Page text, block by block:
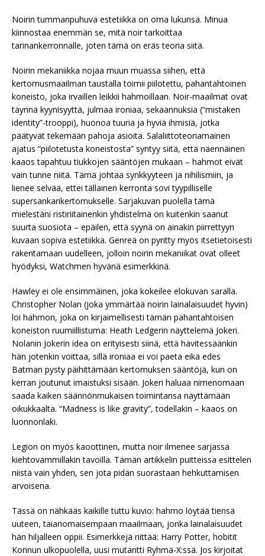
Noirin tummanpuhuva estetiikka on oma lukunsa. Minua
kiinnostaa enemmän se, mitä noir tarkoittaa
tarinankerronnalle, joten tämä on eräs teoria siitä.
Noirin mekaniikka nojaa muun muassa siihen, että
kertomusmaailman taustalla toimii piilotettu, pahantahtoinen
koneisto, joka irvaillen leikkii hahmoillaan. Noir-maailmat ovat
täynnä kyynisyyttä, julmaa ironiaa, sekaannuksia (“mistaken
identity”-trooppi), huonoa tuuria ja hyviä ihmisiä, jotka
päätyvät tekemään pahoja asioita. Salaliittoteoriamainen
ajatus “piilotetusta koneistosta” syntyy siitä, että näennäinen
kaaos tapahtuu tiukkojen sääntöjen mukaan – hahmot eivät
vain tunne niitä. Tämä johtaa synkkyyteen ja nihilismiin, ja
lienee selvää, ettei tällainen kerronta sovi tyypilliselle
supersankarikertomukselle. Sarjakuvan puolella tämä
mielestäni ristiriitainenkin yhdistelmä on kuitenkin saanut
suurta suosiota – epäilen, että syynä on ainakin piirrettyyn
kuvaan sopiva estetiikka. Genreä on pyritty myös itsetietoisesti
rakentamaan uudelleen, jolloin noirin mekaniikat ovat olleet
hyödyksi, Watchmen hyvänä esimerkkinä.
Hawley ei ole ensimmäinen, joka kokeilee elokuvan saralla.
Christopher Nolan (joka ymmärtää noirin lainalaisuudet hyvin)
loi hahmon, joka on kirjaimellisesti tämän pahantahtoisen
koneiston ruumiillistuma: Heath Ledgerin näyttelemä Jokeri.
Nolanin Jokerin idea on erityisesti siinä, että hävitessäänkin
hän jotenkin voittaa, sillä ironiaa ei voi paeta eikä edes
Batman pysty päihittämään kertomuksen sääntöjä, kun on
kerran joutunut imaistuksi sisään. Jokeri haluaa nimenomaan
saada kaiken säännönmukaisen toimintansa näyttämään
oikukkaalta. “Madness is like gravity”, todellakin – kaaos on
luonnonlaki.
Legion on myös kaoottinen, mutta noir ilmenee sarjassa
kiehtovammillakin tavoilla. Tämän artikkelin puitteissa esittelen
niistä vain yhden, sen jota pidän suorastaan hehkuttamisen
arvoisena.
Tässä on nähkääs kaikille tuttu kuvio: hahmo löytää tiensä
uuteen, taianomaisempaan maailmaan, jonka lainalaisuudet
hän hiljalleen oppii. Esimerkkejä riittää: Harry Potter, hobitit
Konnun ulkopuolella, uusi mutantti Ryhmä-X:ssä. Jos kirjoitat